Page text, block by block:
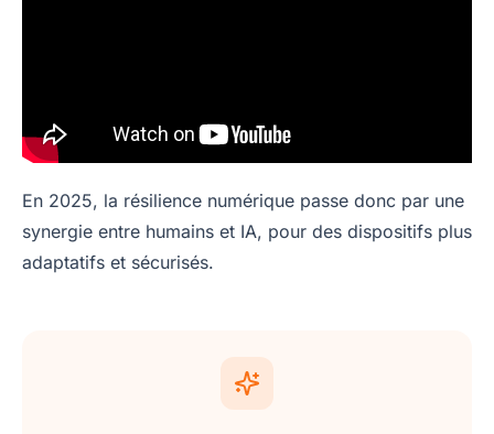
En 2025, la résilience numérique passe donc par une
synergie entre humains et IA, pour des dispositifs plus
adaptatifs et sécurisés.